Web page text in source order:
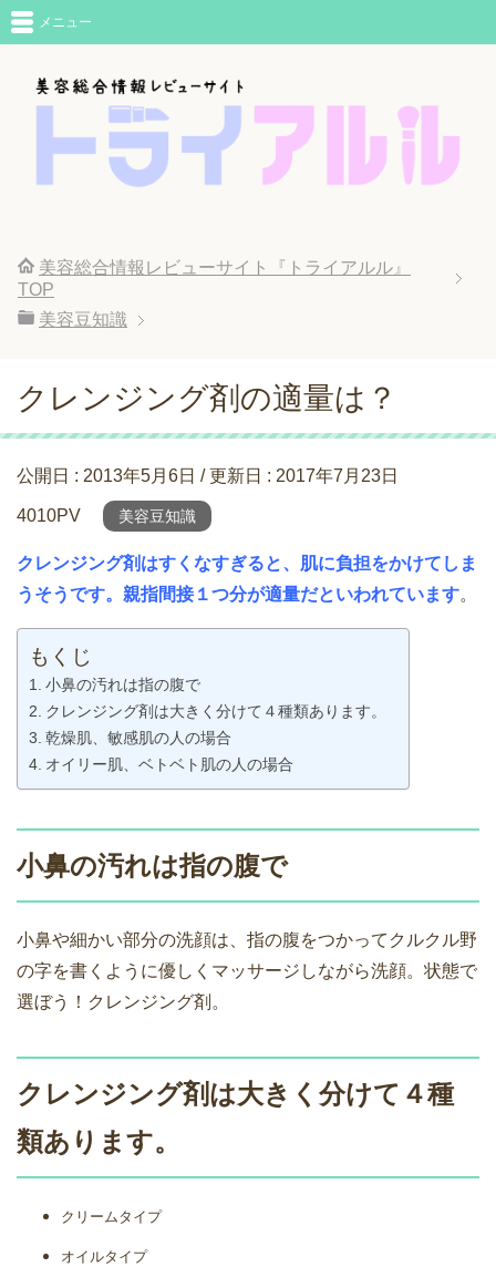
メニュー
美容総合情報レビューサイト『トライアルル』
TOP
美容豆知識
クレンジング剤の適量は？
公開日 : 2013年5月6日 / 更新日 : 2017年7月23日
4010PV 美容豆知識
クレンジング剤はすくなすぎると、肌に負担をかけてしま
うそうです。 親指間接１つ分が適量だといわれています。
もくじ
小鼻の汚れは指の腹で
クレンジング剤は大きく分けて４種類あります。
乾燥肌、敏感肌の人の場合
オイリー肌、ベトベト肌の人の場合
小鼻の汚れは指の腹で
小鼻や細かい部分の洗顔は、指の腹をつかってクルクル野
の字を書くように優しくマッサージしながら洗顔。状態で
選ぼう！クレンジング剤。
クレンジング剤は大きく分けて４種
類あります。
クリームタイプ
オイルタイプ